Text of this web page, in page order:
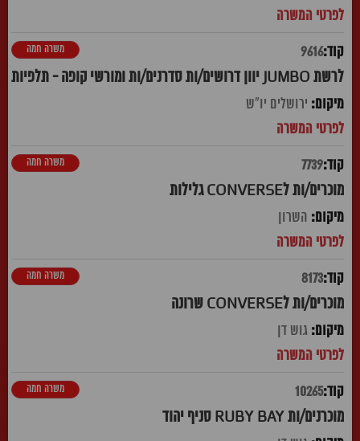
9616
לרשת JUMBO יוון דרושים/ות סדרנים/ות ומורשי קופה - תלפיות
משרה חמה
ירושלים יו"ש
7739
מוכרים/ות לCONVERSE גלילות
משרה חמה
השרון
8173
מוכרים/ות לCONVERSE שרונה
משרה חמה
גוש דן
10265
מוכרנים/ות RUBY BAY סניף יהוד
משרה חמה